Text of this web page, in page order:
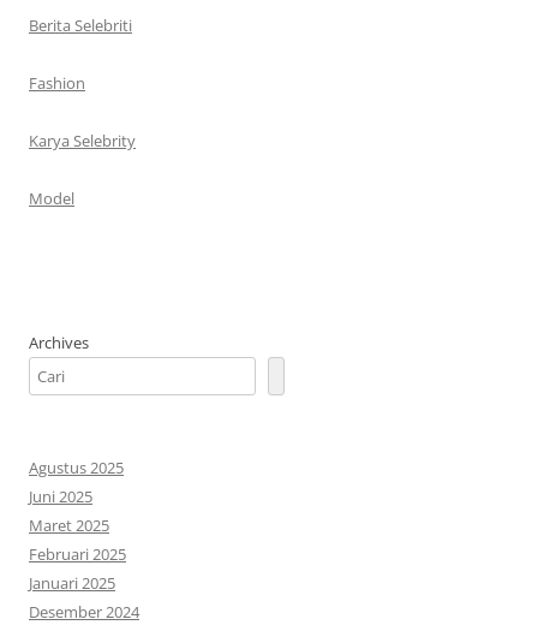
Berita Selebriti
Fashion
Karya Selebrity
Model
Archives
Agustus 2025
Juni 2025
Maret 2025
Februari 2025
Januari 2025
Desember 2024